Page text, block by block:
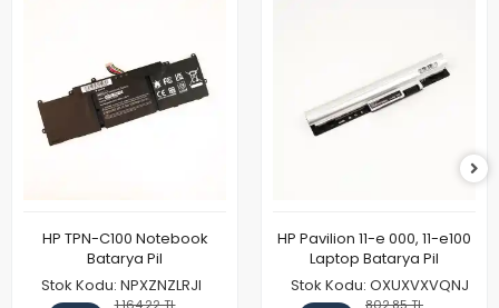
HP TPN-C100 Notebook
Batarya Pil
Stok Kodu: NPXZNZLRJI
1.164,22 TL
HP Pavilion 11-e 000, 11-e100
Laptop Batarya Pil
Stok Kodu: OXUXVXVQNJ
802,85 TL